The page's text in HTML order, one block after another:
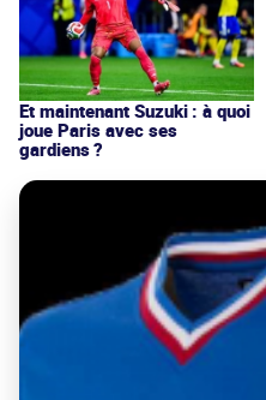
Et maintenant Suzuki : à quoi
joue Paris avec ses
gardiens ?